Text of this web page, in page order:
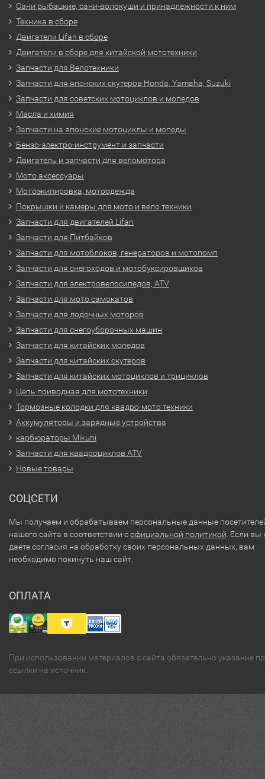
Сани рыбацкие, сани-волокуши и принадлежности к ним
Техника в сборе
Двигатели Lifan в сборе
Двигатели в сборе для китайской мототехники
Запчасти для Велотехники
Запчасти для японских скутеров Honda, Yamaha, Suzuki
Запчасти для советских мотоциклов и мопедов
Масла и химия
Запчасти на японские мотоциклы и мопеды
Бензо-электро-инструмент и запчасти
Двигатель и запчасти для веломотора
Мото аксессуары
Мотоэкипировка, мотоодежда
Покрышки и камеры для мото и вело техники
Запчасти для двигателей Lifan
Запчасти для Питбайков
Запчасти для мотоблоков, генераторов и мотопомп
Запчасти для снегоходов и мотобуксировщиков
Запчасти для электровелосипедов, ATV
Запчасти для мото самокатов
Запчасти для лодочных моторов
Запчасти для снегоуборочных машин
Запчасти для китайских мопедов
Запчасти для китайских скутеров
Запчасти для китайских мотоциклов и трициклов
Цепь приводная для мототехники
Тормозные колодки для квадро-мото техники
Аккумуляторы и зарядные устройства
карбюраторы Mikuni
Запчасти для квадроциклов ATV
Новые товары
СОЦСЕТИ
Мы получаем и обрабатываем персональные данные
нашего сайта в соответствии софициальной политикой . Если вы
даёте согласия на обработку своих персональных данных, вам
необходимо покинуть наш сайт.
ОПЛАТА
При использовании материалов с сайта обязательно указание
ссылки на источник.